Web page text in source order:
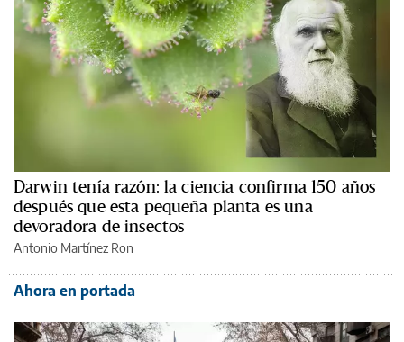
Darwin tenía razón: la ciencia confirma 150 años
después que esta pequeña planta es una
devoradora de insectos
Antonio Martínez Ron
Ahora en portada